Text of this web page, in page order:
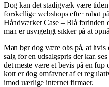
Dog kan det stadigvæk være
forskellige webshops efter rabat
Håndværker Case – Blå forinden
man er usvigeligt sikker på at
Man bør dog være obs på, at hvis
salg for en udsalgspris der kan
det meste være et bevis på en fup
kort er dog omfavnet af et
imod uærlige internet firmaer.